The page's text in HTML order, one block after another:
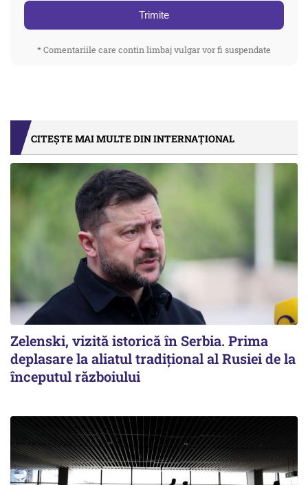
Trimite
* Comentariile care contin limbaj vulgar vor fi suspendate
CITEȘTE MAI MULTE DIN INTERNAȚIONAL
Zelenski, vizită istorică în Serbia. Prima
deplasare la aliatul tradițional al Rusiei de la
începutul războiului